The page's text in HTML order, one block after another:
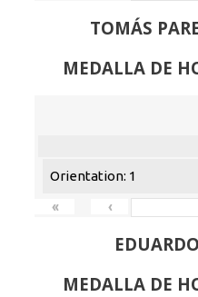
TOMÁS
MEDALLA DE
Orientation: 1
«
‹
MEDALLA DE